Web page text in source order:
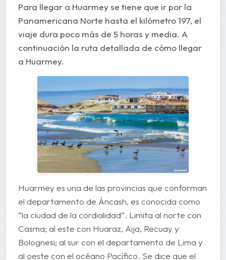
Para llegar a Huarmey se tiene que ir por la
Panamericana Norte hasta el kilómetro 197, el
viaje dura poco más de 5 horas y media. A
continuación la ruta detallada de cómo llegar
a Huarmey.
Huarmey es una de las provincias que conforman
el departamento de Áncash, es conocida como
“la ciudad de la cordialidad”. Limita al norte con
Casma; al este con Huaraz, Aija, Recuay y
Bolognesi; al sur con el departamento de Lima y
al oeste con el océano Pacífico. Se dice que el